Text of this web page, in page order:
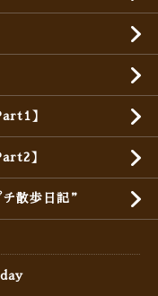
】
】
散歩日記”